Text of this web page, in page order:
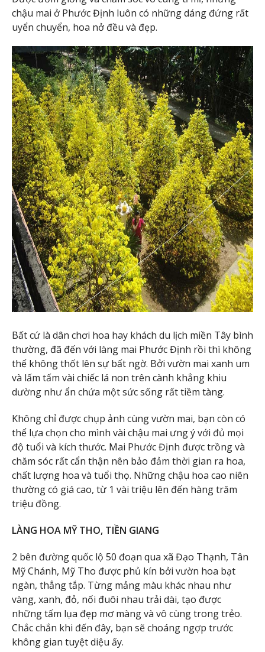
chậu mai ở Phước Định luôn có những dáng đứng rất
uyển chuyển, hoa nở đều và đẹp.
Bất cứ là dân chơi hoa hay khách du lịch miền Tây bình
thường, đã đến với làng mai Phước Định rồi thì không
thể không thốt lên sự bất ngờ. Bởi vườn mai xanh um
và lấm tấm vài chiếc lá non trên cành khẳng khiu
dường như ẩn chứa một sức sống rất tiềm tàng.
Không chỉ được chụp ảnh cùng vườn mai, bạn còn có
thể lựa chọn cho mình vài chậu mai ưng ý với đủ mọi
độ tuổi và kích thước. Mai Phước Định được trồng và
chăm sóc rất cẩn thận nên bảo đảm thời gian ra hoa,
chất lượng hoa và tuổi thọ. Những chậu hoa cao niên
thường có giá cao, từ 1 vài triệu lên đến hàng trăm
triệu đồng.
LÀNG HOA MỸ THO, TIỀN GIANG
2 bên đường quốc lộ 50 đoạn qua xã Đạo Thạnh, Tân
Mỹ Chánh, Mỹ Tho được phủ kín bởi vườn hoa bạt
ngàn, thẳng tắp. Từng mảng màu khác nhau như
vàng, xanh, đỏ, nối đuôi nhau trải dài, tạo được
những tấm lụa đẹp mơ màng và vô cùng trong trẻo.
Chắc chắn khi đến đây, bạn sẽ choáng ngợp trước
không gian tuyệt diệu ấy.